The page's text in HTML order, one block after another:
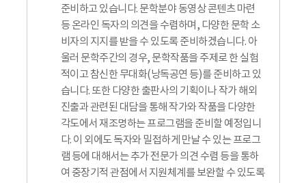
준비하고 있습니다. 문학분야 동영상 콘텐츠 마련
등 온라인 독자의 의견을 수렴하며, 다양한 문학 소
비자의 지지를 받을 수 있도록 준비하겠습니다. 아
울러 문학주간의 경우, 문학작품을 주제로 한 실험
적이고 참신한 무대화(낭독공연 등)를 준비하고 있
습니다. 또한 다양한 출판사의 기획이나 작가 해외
진출과 관련된 대담을 통해 작가와 작품을 다양한
각도에서 재조명하는 프로그램을 준비할 예정입니
다. 이 외에도 독자와 밀접하게 만날 수 있는 프로그
램 등에 대해서는 추가 전문가 의견 수렴 등을 통하
여 중장기적 관점에서 지원체계를 보완할 수 있도록